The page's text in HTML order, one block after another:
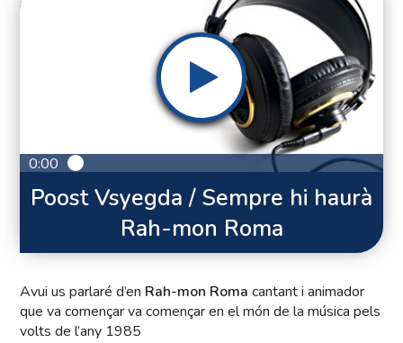
0:00
Poost Vsyegda / Sempre hi haurà
Rah-mon Roma
Avui us parlaré d’en Rah-mon Romacantant i animador
que va començar va començar en el món de la música pels
volts de l’any 1985